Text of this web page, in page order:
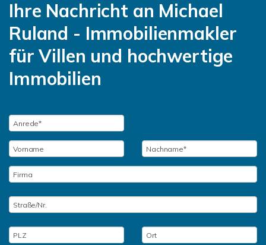
Ihre Nachricht an Michael
Ruland - Immobilienmakler
für Villen und hochwertige
Immobilien